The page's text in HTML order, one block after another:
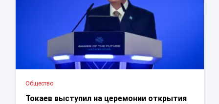
Общество
Токаев выступил на церемонии открытия